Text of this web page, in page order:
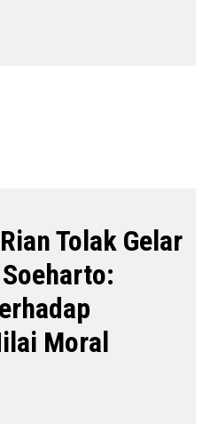
Tolak Gelar
Moral